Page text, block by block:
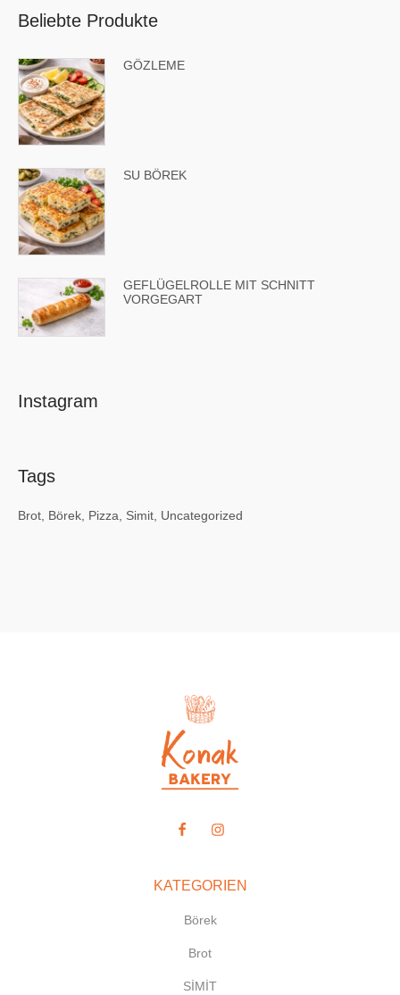
Beliebte Produkte
GÖZLEME
SU BÖREK
GEFLÜGELROLLE MIT SCHNITT
VORGEGART
Instagram
Tags
Brot Börek Pizza Simit Uncategorized
KATEGORIEN
Börek
Brot
SİMİT